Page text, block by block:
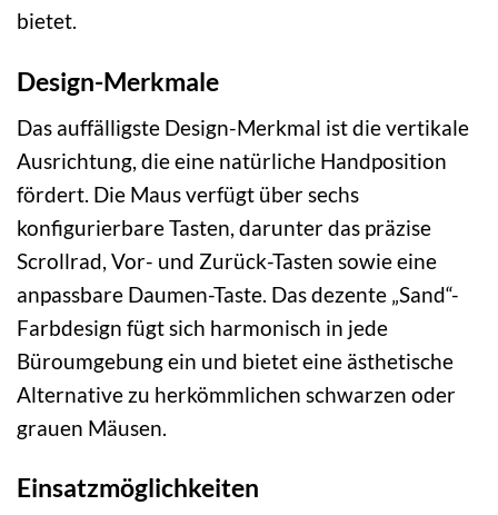
bietet.
Design-Merkmale
Das auffälligste Design-Merkmal ist die vertikale
Ausrichtung, die eine natürliche Handposition
fördert. Die Maus verfügt über sechs
konfigurierbare Tasten, darunter das präzise
Scrollrad, Vor- und Zurück-Tasten sowie eine
anpassbare Daumen-Taste. Das dezente „Sand“-
Farbdesign fügt sich harmonisch in jede
Büroumgebung ein und bietet eine ästhetische
Alternative zu herkömmlichen schwarzen oder
grauen Mäusen.
Einsatzmöglichkeiten